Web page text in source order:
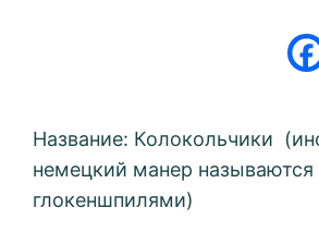
Название: Колокольчики
немецкий манер называются
глокеншпилями)